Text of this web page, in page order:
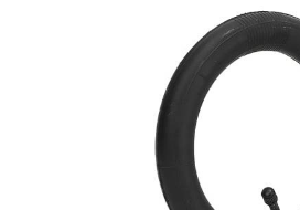
Brillen von Tbest
Navigation von Tbest
Tore & Körbe von
Luftpumpen von Tbest
Boards von Tbest